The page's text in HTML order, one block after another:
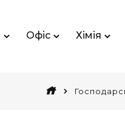
Офіс Хімія